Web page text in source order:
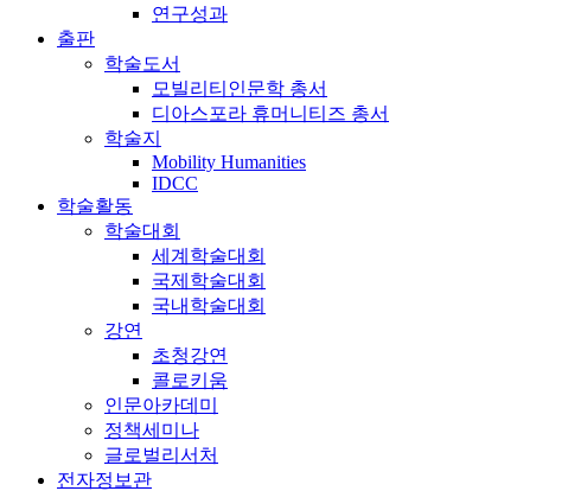
연구성과
출판
학술도서
모빌리티인문학 총서
디아스포라 휴머니티즈 총서
학술지
Mobility Humanities
IDCC
학술활동
학술대회
세계학술대회
국제학술대회
국내학술대회
강연
초청강연
콜로키움
인문아카데미
정책세미나
글로벌리서처
전자정보관